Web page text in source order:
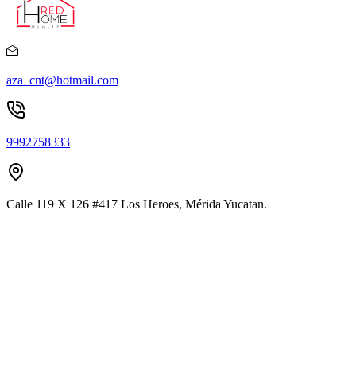
aza_cnt@hotmail.com
9992758333
Calle 119 X 126 #417 Los Heroes, Mérida Yucatan.